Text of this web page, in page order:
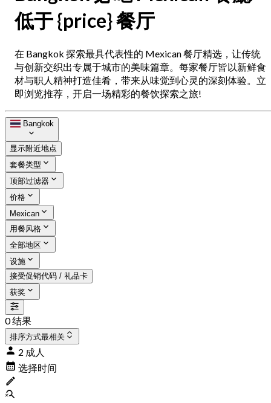
低于 {price} 餐厅
在 Bangkok 探索最具代表性的 Mexican 餐厅精选，让传统
与创新交织出专属于城市的美味篇章。每家餐厅皆以新鲜食
材与职人精神打造佳肴，带来从味觉到心灵的深刻体验。立
即浏览推荐，开启一场精彩的餐饮探索之旅!
Bangkok
显示附近地点
套餐类型
顶部过滤器
价格
Mexican
用餐风格
全部地区
设施
接受促销代码 / 礼品卡
获奖
0 结果
排序方式最相关
2 成人
选择时间